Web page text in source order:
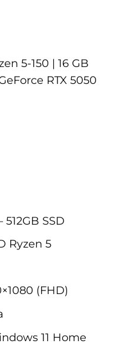
5-150 | 16 GB
RTX 5050
512GB SSD
Ryzen 5
(FHD)
11 Home